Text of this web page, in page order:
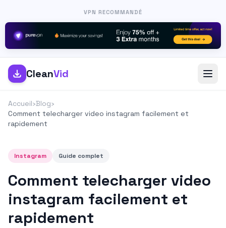
VPN RECOMMANDÉ
CleanVid
Accueil›Blog›
Comment telecharger video instagram facilement et
rapidement
Instagram Guide complet
Comment telecharger video
instagram facilement et
rapidement